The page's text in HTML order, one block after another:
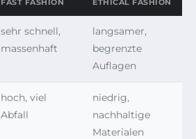
FAST FASHION ETHICAL FASHION
sehr schnell,
massenhaft
langsamer,
begrenzte
Auflagen
hoch, viel
Abfall
niedrig,
nachhaltige
Materialen